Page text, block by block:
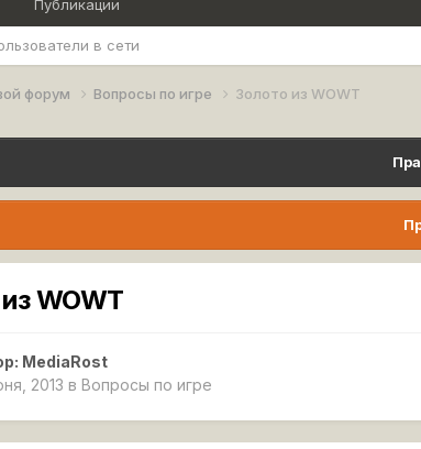
в сети
Публикации
форум Вопросы по игре Золото из WOWT
WOWT
MediaRost
2013 в Вопросы по игре